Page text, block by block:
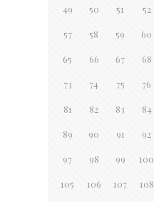
49 50 51 52
57 58 59 60
65 66 67 68
73 74 75 76
81 82 83 84
89 90 91 92
97 98 99 100
105 106 107 108